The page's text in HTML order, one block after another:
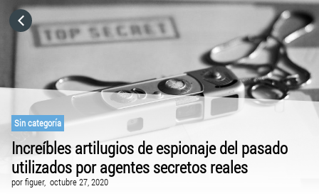
Sin categoría
Increíbles artilugios de espionaje del pasado
utilizados por agentes secretos reales
porfiguer, octubre 27, 2020
HOME
CATEGORÍAS
IR A
VISITA EL SITIO WEB